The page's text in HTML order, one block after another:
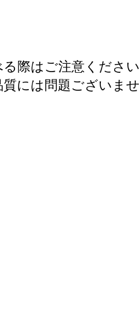
際はご注意ください
には問題ございま